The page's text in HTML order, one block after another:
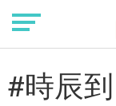
#時辰到